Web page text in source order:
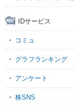
IDサービス
コミュ
グラフランキング
アンケート
株SNS